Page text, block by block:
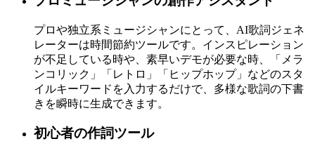
プロや独立系ミュージシャンにとって、AI歌詞ジェネ
レーターは時間節約ツールです。インスピレーション
が不足している時や、素早いデモが必要な時、「メラ
ンコリック」「レトロ」「ヒップホップ」などのスタ
イルキーワードを入力するだけで、多様な歌詞の下書
きを瞬時に生成できます。
初心者の作詞ツール